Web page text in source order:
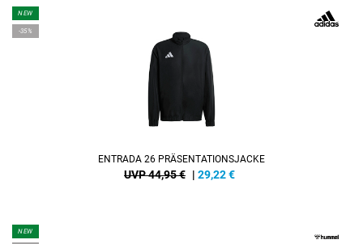
NEW
-35%
ENTRADA 26 PRÄSENTATIONSJACKE
UVP 44,95 € | 29,22€
NEW